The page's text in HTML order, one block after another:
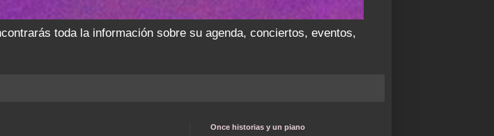
toda la información sobre su agenda, conciertos, eventos,
Once historias y un piano